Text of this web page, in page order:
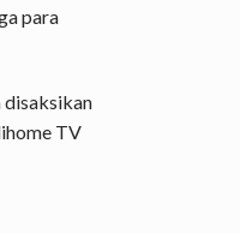
para
disaksikan
TV